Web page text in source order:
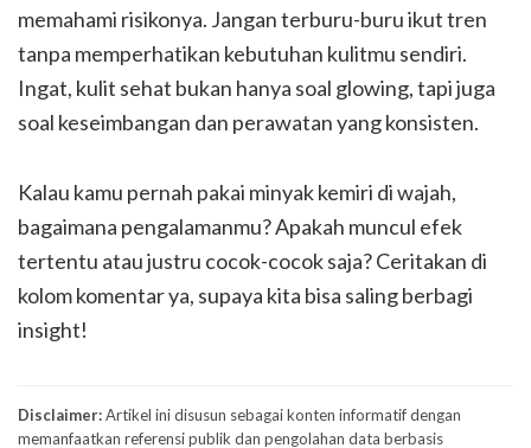
memahami risikonya. Jangan terburu-buru ikut tren
tanpa memperhatikan kebutuhan kulitmu sendiri.
Ingat, kulit sehat bukan hanya soal glowing, tapi juga
soal keseimbangan dan perawatan yang konsisten.
Kalau kamu pernah pakai minyak kemiri di wajah,
bagaimana pengalamanmu? Apakah muncul efek
tertentu atau justru cocok-cocok saja? Ceritakan di
kolom komentar ya, supaya kita bisa saling berbagi
insight!
Disclaimer:Artikel ini disusun sebagai konten informatif dengan
memanfaatkan referensi publik dan pengolahan data berbasis